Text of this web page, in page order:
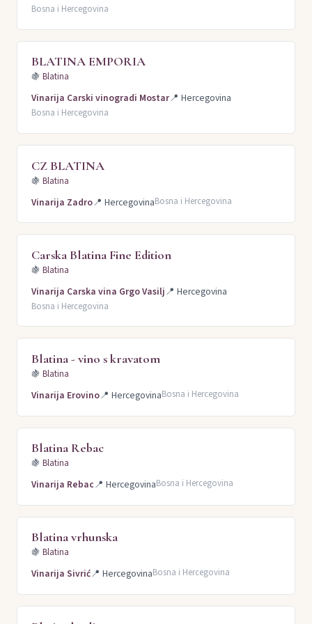
Bosna i Hercegovina
BLATINA EMPORIA
🍇 Blatina
Vinarija Carski vinogradi Mostar📍 Hercegovina
Bosna i Hercegovina
CZ BLATINA
🍇 Blatina
Vinarija Zadro📍 HercegovinaBosna i Hercegovina
Carska Blatina Fine Edition
🍇 Blatina
Vinarija Carska vina Grgo Vasilj📍 Hercegovina
Bosna i Hercegovina
Blatina - vino s kravatom
🍇 Blatina
Vinarija Erovino📍 HercegovinaBosna i Hercegovina
Blatina Rebac
🍇 Blatina
Vinarija Rebac📍 HercegovinaBosna i Hercegovina
Blatina vrhunska
🍇 Blatina
Vinarija Sivrić📍 HercegovinaBosna i Hercegovina